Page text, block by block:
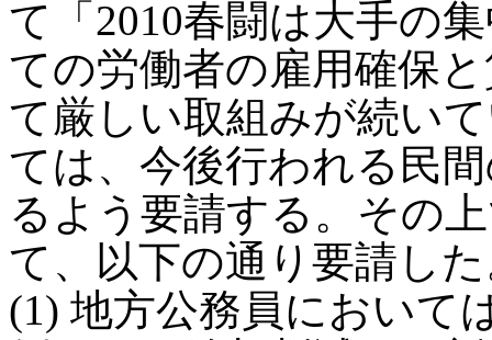
て「2010春闘は大手の
ての労働者の雇用確保
て厳しい取組みが続い
ては、今後行われる民
るよう要請する。その
て、以下の通り要請し
(1) 地方公務員において